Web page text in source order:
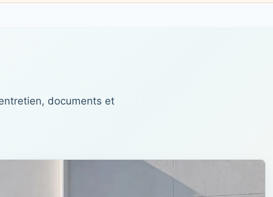
documents et